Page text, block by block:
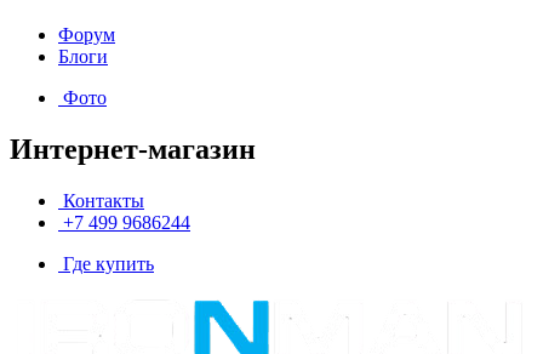
Форум
Блоги
Фото
Интернет-магазин
Контакты
+7 499 9686244
Где купить